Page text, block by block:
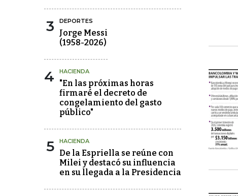
3 DEPORTES
Jorge Messi
(1958-2026)
4 HACIENDA
"En las próximas horas
firmaré el decreto de
congelamiento del gasto
público"
5 HACIENDA
De la Espriella se reúne con
Milei y destacó su influencia
en su llegada a la Presidencia